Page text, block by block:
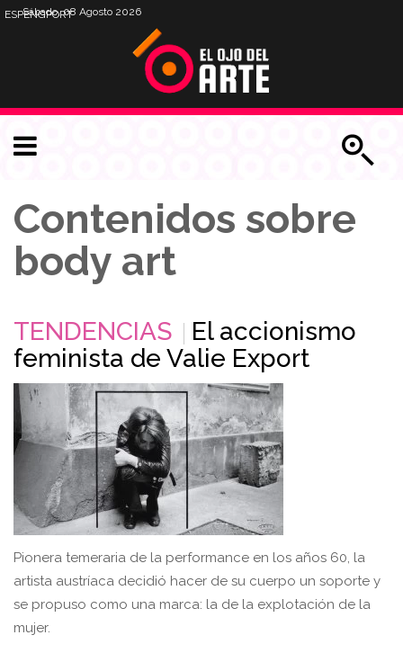
Sábado, 08 Agosto 2026
ESPENGPORT
Contenidos sobre
body art
TENDENCIAS
El accionismo
feminista de Valie Export
Pionera temeraria de la performance en los años 60, la
artista austríaca decidió hacer de su cuerpo un soporte y
se propuso como una marca: la de la explotación de la
mujer.